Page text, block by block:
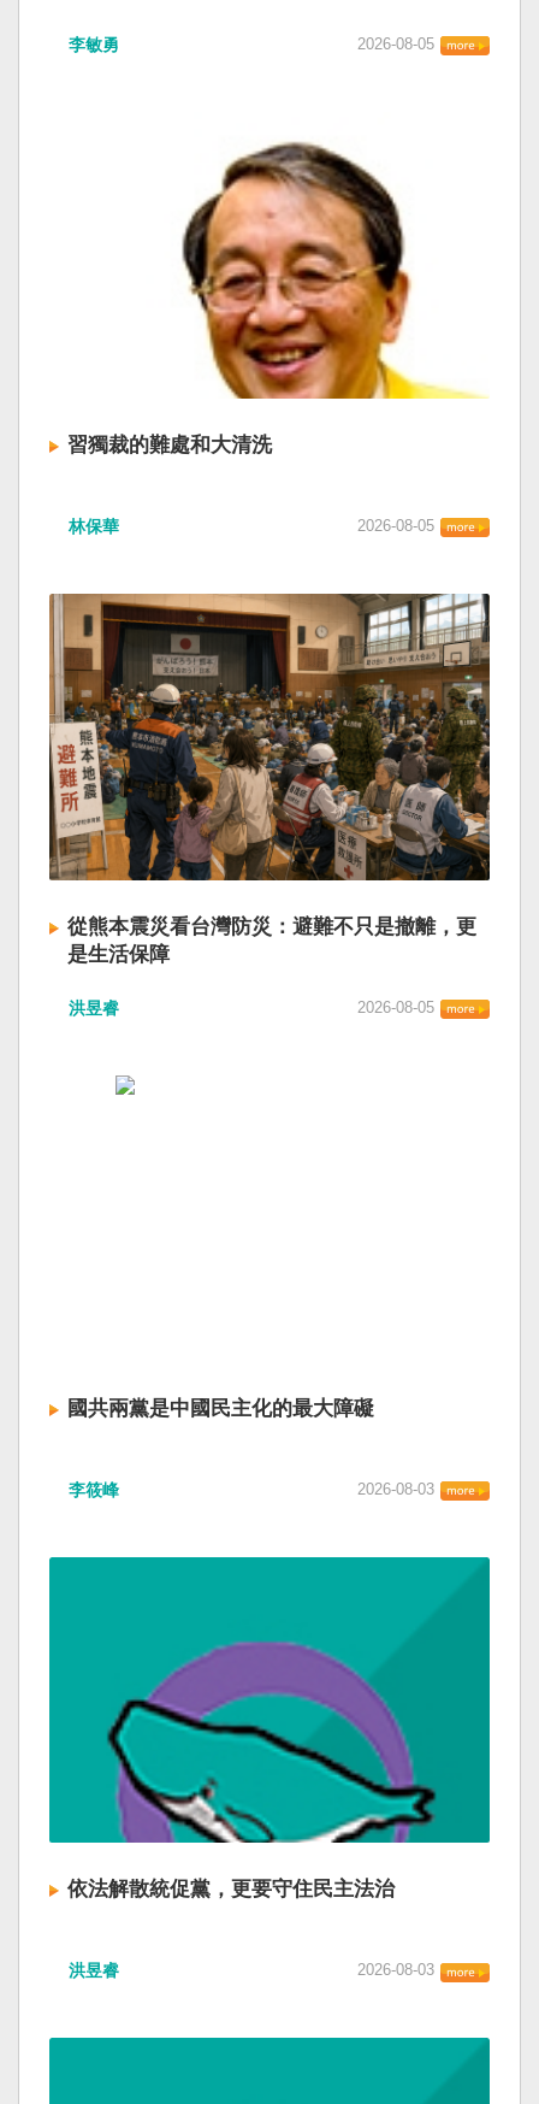
李敏勇 2026-08-05
習獨裁的難處和大清洗
林保華 2026-08-05
從熊本震災看台灣防災：避難不只是撤離，更
是生活保障
洪昱睿 2026-08-05
國共兩黨是中國民主化的最大障礙
李筱峰 2026-08-03
依法解散統促黨，更要守住民主法治
洪昱睿 2026-08-03